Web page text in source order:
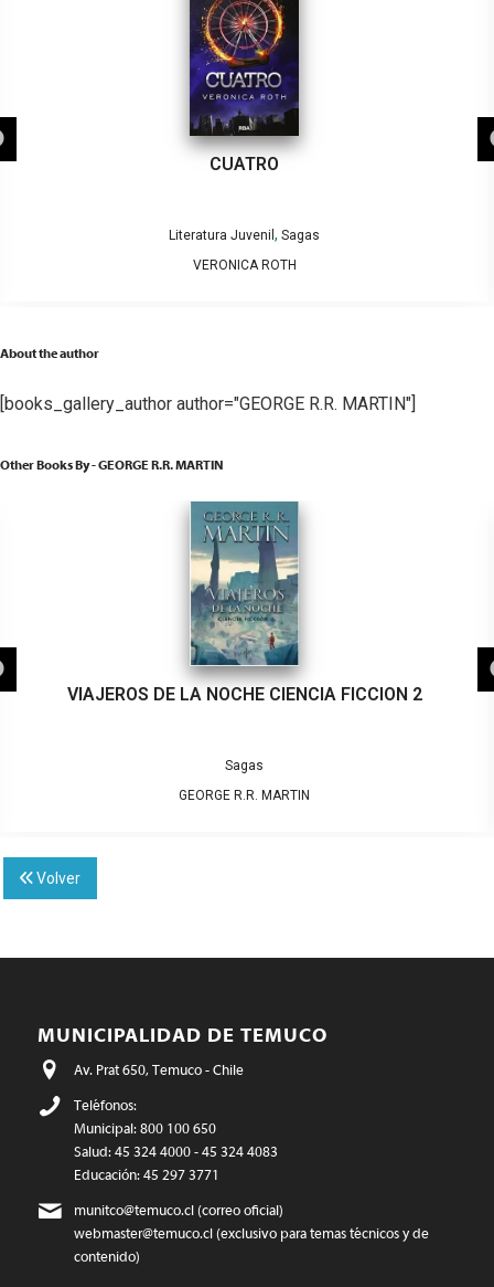
CUATRO
Literatura Juvenil , Sagas
VERONICA ROTH
About the author
[books_gallery_author author="GEORGE R.R. MARTIN"]
Other Books By - GEORGE R.R. MARTIN
VIAJEROS DE LA NOCHE CIENCIA FICCION 2
Sagas
GEORGE R.R. MARTIN
Volver
MUNICIPALIDAD DE TEMUCO
Av. Prat 650, Temuco - Chile
Teléfonos:
Municipal: 800 100 650
Salud: 45 324 4000 - 45 324 4083
Educación: 45 297 3771
munitco@temuco.cl(correo oficial)
webmaster@temuco.cl(exclusivo para temas técnicos y de
contenido)